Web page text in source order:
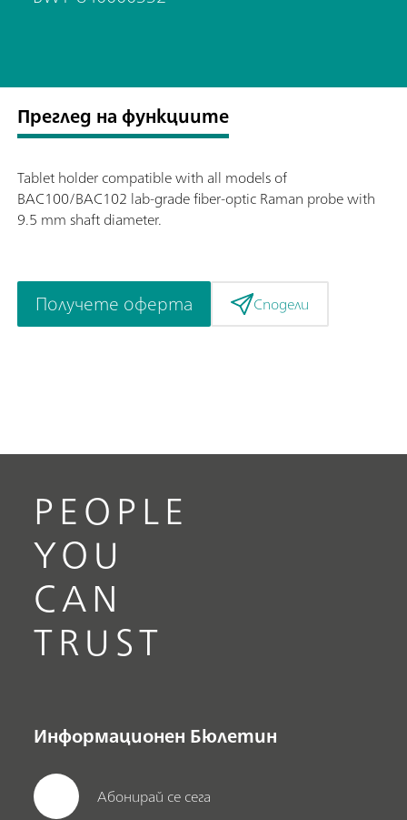
Преглед на функциите
Tablet holder compatible with all models of
BAC100/BAC102 lab-grade fiber-optic Raman probe with
9.5 mm shaft diameter.
Получете оферта Сподели
PEOPLE
YOU
CAN
TRUST
Информационен Бюлетин
Абонирай се сега